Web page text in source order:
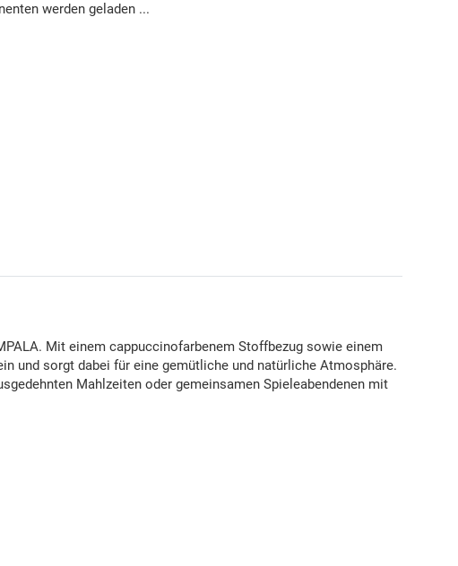
werden geladen ...
Mit einem cappuccinofarbenem Stoffbezug sowie einem
und sorgt dabei für eine gemütliche und natürliche Atmosphäre.
Mahlzeiten oder gemeinsamen Spieleabendenen mit